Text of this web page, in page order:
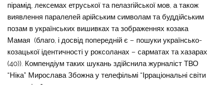
пірамід, лексемах етруської та пелазгійської мов, а також
виявлення паралелей арійським символам та буддійським
позам в українських вишивках та зображеннях козака
Мамая (благо, і досвід попередній є – пошуки українсько-
козацької ідентичності у роксоланах – сарматах та хазарах
(40)). Компендіум таких шукань здійснила журналіст ТВО
“Ніка” Мирослава Збожна у телефільмі “Ірраціональні світи